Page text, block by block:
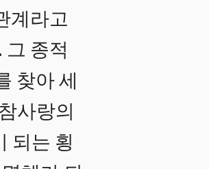
계라고
종적
찾아 세
사랑의
되는 횡